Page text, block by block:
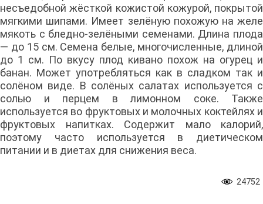
несъедобной жёсткой кожистой кожурой, покрытой
мягкими шипами. Имеет зелёную похожую на желе
мякоть с бледно-зелёными семенами. Длина плода
— до 15 см. Семена белые, многочисленные, длиной
до 1 см. По вкусу плод кивано похож на огурец и
банан. Может употребляться как в сладком так и
солёном виде. В солёных салатах используется с
солью и перцем в лимонном соке. Также
используется во фруктовых и молочных коктейлях и
фруктовых напитках. Содержит мало калорий,
поэтому часто используется в диетическом
питании и в диетах для снижения веса.
24752